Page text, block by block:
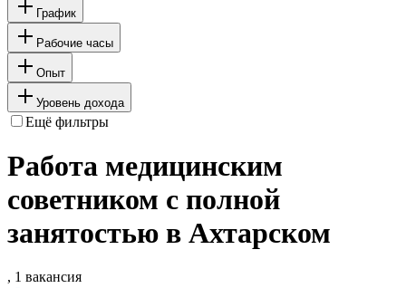
График
Рабочие часы
Опыт
Уровень дохода
Ещё фильтры
Работа медицинским
советником с полной
занятостью в Ахтарском
, 1 вакансия